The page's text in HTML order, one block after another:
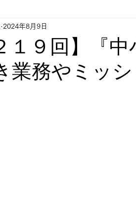
１９回】『
業務やミッ
2024年8月9日